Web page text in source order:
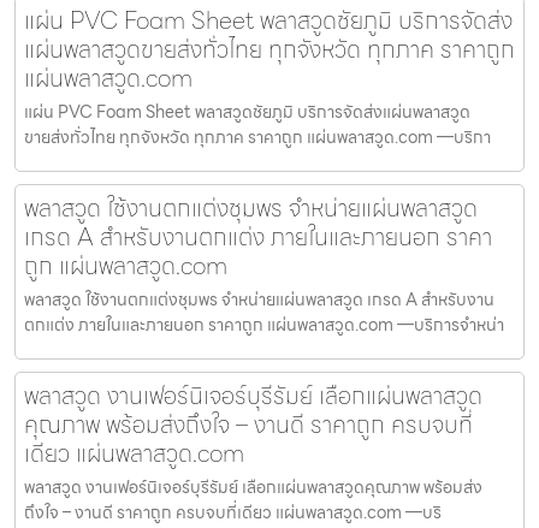
แผ่น PVC Foam Sheet พลาสวูดชัยภูมิ บริการจัดส่ง
แผ่นพลาสวูดขายส่งทั่วไทย ทุกจังหวัด ทุกภาค ราคาถูก
แผ่นพลาสวูด.com
แผ่น PVC Foam Sheet พลาสวูดชัยภูมิ บริการจัดส่งแผ่นพลาสวูด
ขายส่งทั่วไทย ทุกจังหวัด ทุกภาค ราคาถูก แผ่นพลาสวูด.com —บริกา
พลาสวูด ใช้งานตกแต่งชุมพร จำหน่ายแผ่นพลาสวูด
เกรด A สำหรับงานตกแต่ง ภายในและภายนอก ราคา
ถูก แผ่นพลาสวูด.com
พลาสวูด ใช้งานตกแต่งชุมพร จำหน่ายแผ่นพลาสวูด เกรด A สำหรับงาน
ตกแต่ง ภายในและภายนอก ราคาถูก แผ่นพลาสวูด.com —บริการจำหน่า
พลาสวูด งานเฟอร์นิเจอร์บุรีรัมย์ เลือกแผ่นพลาสวูด
คุณภาพ พร้อมส่งถึงใจ – งานดี ราคาถูก ครบจบที่
เดียว แผ่นพลาสวูด.com
พลาสวูด งานเฟอร์นิเจอร์บุรีรัมย์ เลือกแผ่นพลาสวูดคุณภาพ พร้อมส่ง
ถึงใจ – งานดี ราคาถูก ครบจบที่เดียว แผ่นพลาสวูด.com —บริ